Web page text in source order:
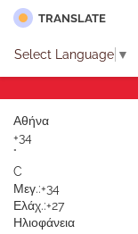
TRANSLATE
Select Language ▼
Αθήνα
+34
°
C
Μεγ.:+34
Ελάχ.:+27
Ηλιοφάνεια